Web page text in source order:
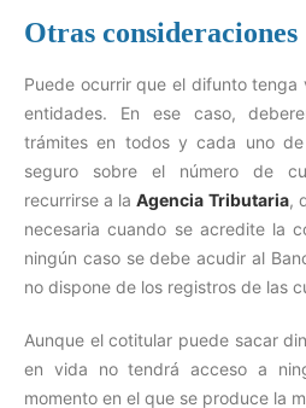
Otras consideraciones
Puede ocurrir que el difunto tenga
entidades. En ese caso,
trámites en todos y cada uno
seguro sobre el número de
recurrirse a laAgencia Tributaria,
necesaria cuando se acredite la
ningún caso se debe acudir al
no dispone de los registros de las
Aunque el cotitular puede sacar
en vida no tendrá acceso a
momento en el que se produce la